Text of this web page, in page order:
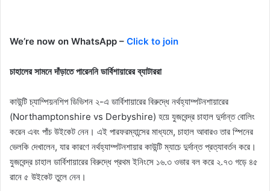
We’re now on WhatsApp – Click to join
চাহালের সামনে দাঁড়াতে পারেননি ডার্বিশায়ারের ব্যাটাররা
কাউন্টি চ্যাম্পিয়নশিপ ডিভিশন ২-এ ডার্বিশায়ারের বিরুদ্ধে নর্থহ্যাম্পটনশায়ারের
(Northamptonshire vs Derbyshire) হয়ে যুজবেন্দ্র চাহাল দুর্দান্ত বোলিং
করেন এবং পাঁচ উইকেট নেন। এই পারফরম্যান্সের মাধ্যমে, চাহাল আবারও তার স্পিনের
ভেলকি দেখালেন, যার কারণে নর্থহ্যাম্পটনশায়ার কাউন্টি ম্যাচে দুর্দান্ত প্রত্যাবর্তন করে।
যুজবেন্দ্র চাহাল ডার্বিশায়ারের বিরুদ্ধে প্রথম ইনিংসে ১৬.৩ ওভার বল করে ২.৭৩ গড়ে ৪৫ ​​
রানে ৫ উইকেট তুলে নেন।